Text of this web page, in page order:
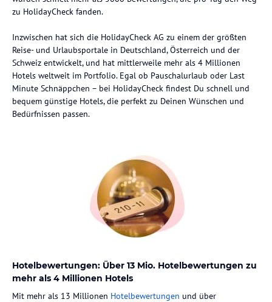
zu HolidayCheck fanden.
Inzwischen hat sich die HolidayCheck AG zu einem der größten
Reise- und Urlaubsportale in Deutschland, Österreich und der
Schweiz entwickelt, und hat mittlerweile mehr als 4 Millionen
Hotels weltweit im Portfolio. Egal ob Pauschalurlaub oder Last
Minute Schnäppchen – bei HolidayCheck findest Du schnell und
bequem günstige Hotels, die perfekt zu Deinen Wünschen und
Bedürfnissen passen.
Hotelbewertungen: Über 13 Mio. Hotelbewertungen zu
mehr als 4 Millionen Hotels
Mit mehr als 13 Millionen Hotelbewertungen und über